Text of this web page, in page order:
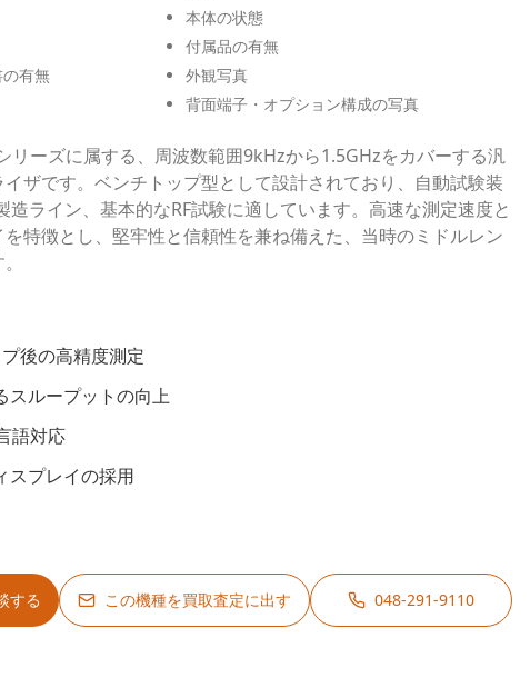
本体の状態
付属品の有無
有無
外観写真
背面端子・オプション構成の写真
リーズに属する、周波数範囲9kHzから1.5GHzをカバーする汎
ザです。ベンチトップ型として設計されており、自動試験装
造ライン、基本的なRF試験に適しています。高速な測定速度と
特徴とし、堅牢性と信頼性を兼ね備えた、当時のミドルレン
後の高精度測定
スループットの向上
語対応
スプレイの採用
する この機種を買取査定に出す 048-291-9110